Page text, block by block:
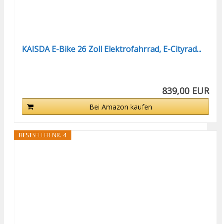
KAISDA E-Bike 26 Zoll Elektrofahrrad, E-Cityrad...
839,00 EUR
Bei Amazon kaufen
BESTSELLER NR. 4